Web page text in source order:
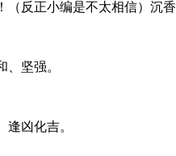
反正小编是不太相信）沉香
坚强。
凶化吉。